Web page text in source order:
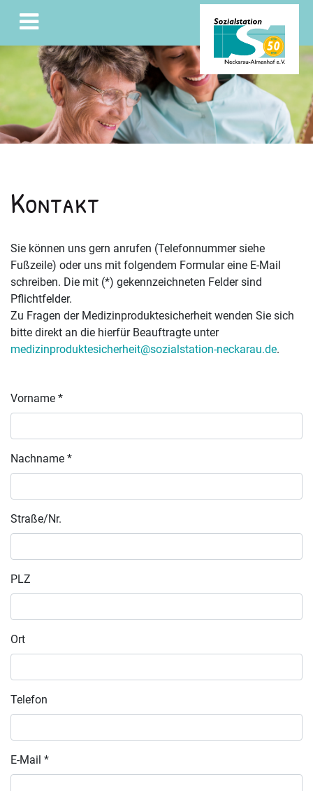
Kontakt
Sie können uns gern anrufen (Telefonnummer siehe
Fußzeile) oder uns mit folgendem Formular eine E-Mail
schreiben. Die mit (*) gekennzeichneten Felder sind
Pflichtfelder.
Zu Fragen der Medizinproduktesicherheit wenden Sie sich
bitte direkt an die hierfür Beauftragte unter
medizinproduktesicherheit@sozialstation-neckarau.de.
Vorname *
Nachname *
Straße/Nr.
PLZ
Ort
Telefon
E-Mail *